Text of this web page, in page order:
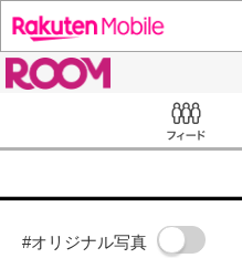
#オリジナル写真